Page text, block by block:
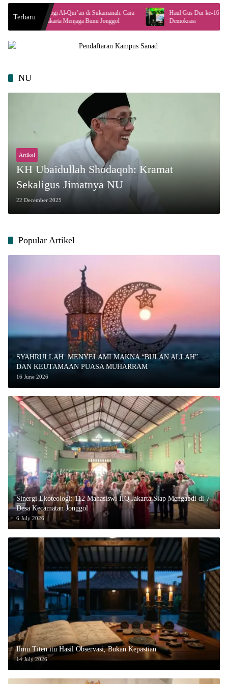
Terbaru
Al-Qur’an di Sukamanah: Cara
Menjaga Bumi Jonggol
Haul Gus Dur ke-16 Angkat Peran
Demokrasi
NU
Artikel
KH Ubaidullah Shodaqoh: Kramat
Sekaligus Jimatnya NU
22 December 2025
Popular Artikel
SYAHRULLAH: MENYELAMI MAKNA “BULAN ALLAH”
DAN KEUTAMAAN PUASA MUHARRAM
16 June 2026
‎Sinergi Ekoteologi: 112 Mahasiswi IIQ Jakarta Siap Mengabdi di 7
Desa Kecamatan Jonggol
6 July 2026
Ilmu Titen itu Hasil Observasi, Bukan Kepastian
14 July 2026